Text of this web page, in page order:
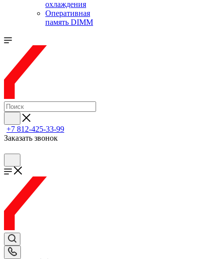
охлаждения
Оперативная
память DIMM
+7 812-425-33-99
Заказать звонок